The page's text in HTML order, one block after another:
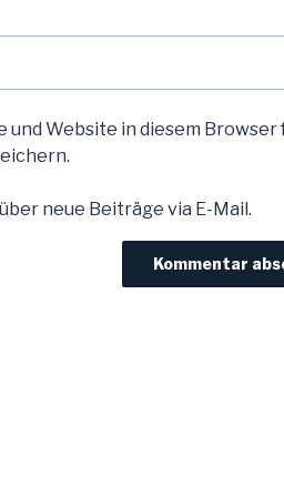
und Website in diesem Browser
neue Beiträge via E-Mail.